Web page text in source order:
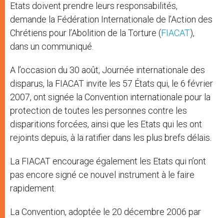
Etats doivent prendre leurs responsabilités,
demande la Fédération Internationale de l’Action des
Chrétiens pour l’Abolition de la Torture (FIACAT),
dans un communiqué.
A l’occasion du 30 août, Journée internationale des
disparus, la FIACAT invite les 57 États qui, le 6 février
2007, ont signée la Convention internationale pour la
protection de toutes les personnes contre les
disparitions forcées, ainsi que les Etats qui les ont
rejoints depuis, à la ratifier dans les plus brefs délais.
La FIACAT encourage également les Etats qui n’ont
pas encore signé ce nouvel instrument à le faire
rapidement.
La Convention, adoptée le 20 décembre 2006 par